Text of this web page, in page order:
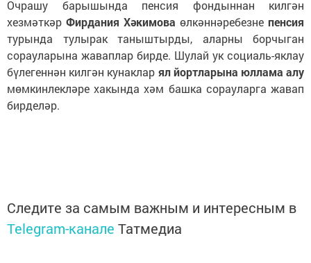
Очрашу барышында пенсия фондыннан килгән
хезмәткәр Фирдания Хәкимова өлкәннәребезне пенсия
турында тулырак таныштырды, аларны борчыган
сорауларына жаваплар бирде. Шулай ук социаль-яклау
бүлегеннән килгән кунаклар ял йортларына юллама алу
мөмкинлекләре хакында хәм башка сорауларга жавап
бирделәр.
Следите за самым важным и интересным в
Telegram-канале Татмедиа